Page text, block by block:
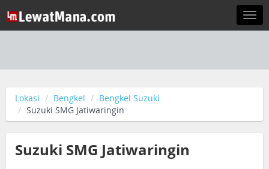
Lokasi Bengkel
Bengkel Suzuki
Suzuki SMG Jatiwaringin
Suzuki SMG Jatiwaringin